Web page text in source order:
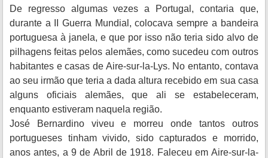
De regresso algumas vezes a Portugal, contaria que,
durante a II Guerra Mundial, colocava sempre a bandeira
portuguesa à janela, e que por isso não teria sido alvo de
pilhagens feitas pelos alemães, como sucedeu com outros
habitantes e casas de Aire-sur-la-Lys. No entanto, contava
ao seu irmão que teria a dada altura recebido em sua casa
alguns oficiais alemães, que ali se estabeleceram,
enquanto estiveram naquela região.
José Bernardino viveu e morreu onde tantos outros
portugueses tinham vivido, sido capturados e morrido,
anos antes, a 9 de Abril de 1918. Faleceu em Aire-sur-la-